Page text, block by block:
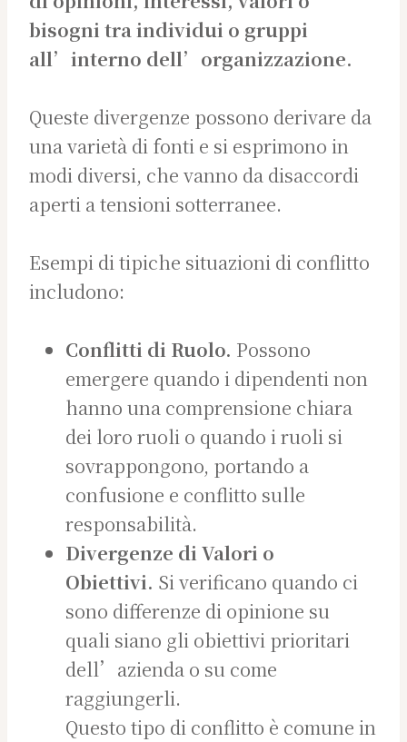
bisogni tra individui o gruppi
all’interno dell’organizzazione.
Queste divergenze possono derivare da
una varietà di fonti e si esprimono in
modi diversi, che vanno da disaccordi
aperti a tensioni sotterranee.
Esempi di tipiche situazioni di conflitto
includono:
Conflitti di Ruolo. Possono
emergere quando i dipendenti non
hanno una comprensione chiara
dei loro ruoli o quando i ruoli si
sovrappongono, portando a
confusione e conflitto sulle
responsabilità.
Divergenze di Valori o
Obiettivi. Si verificano quando ci
sono differenze di opinione su
quali siano gli obiettivi prioritari
dell’azienda o su come
raggiungerli.
Questo tipo di conflitto è comune in